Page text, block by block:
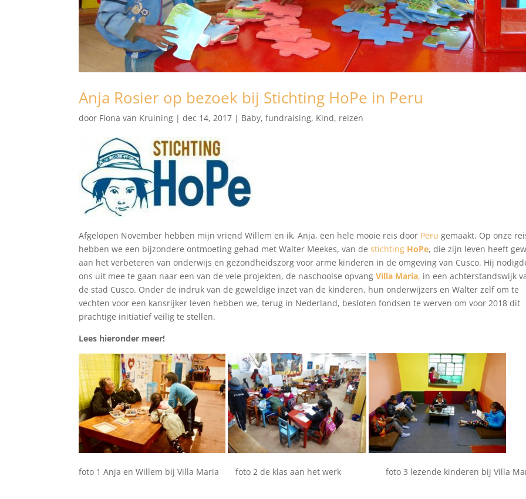
Anja Rosier op bezoek bij Stichting HoPe in Peru
door Fiona van Kruining |dec 14, 2017 | Baby,fundraising, Kind, reizen
Afgelopen November hebben mijn vriend Willem en ik, Anja, een hele mooie reis doorPerugemaakt. Op onze
hebben we een bijzondere ontmoeting gehad met Walter Meekes, van destichting HoPe, die zijn leven heeft
aan het verbeteren van onderwijs en gezondheidszorg voor arme kinderen in de omgeving van Cusco. Hij
ons uit mee te gaan naar een van de vele projekten, de naschoolse opvangVilla Maria, in een achterstandswijk
de stad Cusco. Onder de indruk van de geweldige inzet van de kinderen, hun onderwijzers en Walter zelf om te
vechten voor een kansrijker leven hebben we, terug in Nederland, besloten fondsen te werven om voor 2018 dit
prachtige initiatief veilig te stellen.
Lees hieronder meer!
foto 1 Anja en Willem bij Villa Maria foto 2 de klas aan het werk foto 3 lezende kinderen bij Villa